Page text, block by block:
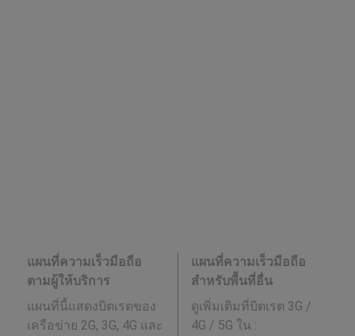
แผนที่ความเร็วมือถือ
ตามผู้ให้บริการ
แผนที่นี้แสดงบิตเรตของ
เครือข่าย 2G, 3G, 4G และ
แผนที่ความเร็วมือถือ
สำหรับพื้นที่อื่น
ดูเพิ่มเติมที่บิตเรต 3G /
4G / 5G ใน :